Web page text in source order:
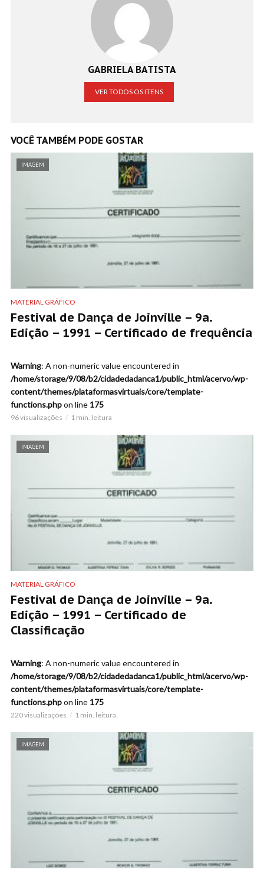
GABRIELA BATISTA
VER TODOS OS ITENS
VOCÊ TAMBÉM PODE GOSTAR
IMAGEM
MATERIAL GRÁFICO
Festival de Dança de Joinville – 9a.
Edição – 1991 – Certificado de frequência
Warning: A non-numeric value encountered in
/home/storage/9/08/b2/cidadedadanca1/public_html/acervo/wp-
content/themes/plataformasvirtuais/core/template-
functions.phpon line 175
96 visualizações 1 min. leitura
IMAGEM
MATERIAL GRÁFICO
Festival de Dança de Joinville – 9a.
Edição – 1991 – Certificado de
Classificação
Warning: A non-numeric value encountered in
/home/storage/9/08/b2/cidadedadanca1/public_html/acervo/wp-
content/themes/plataformasvirtuais/core/template-
functions.phpon line 175
220 visualizações 1 min. leitura
IMAGEM